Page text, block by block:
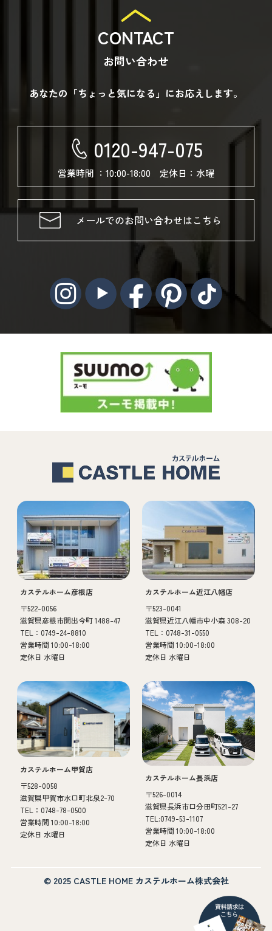
CONTACT
お問い合わせ
あなたの「ちょっと気になる」にお応えします。
0120-947-075
営業時間 ：10:00-18:00 定休日：水曜
メールでのお問い合わせはこちら
カステルホーム彦根店
〒522-0056
滋賀県彦根市開出今町 1488-47
TEL：0749-24-8810
営業時間 10:00-18:00
定休日 水曜日
カステルホーム近江八幡店
〒523-0041
滋賀県近江八幡市中小森 308-20
TEL：0748-31-0550
営業時間 10:00-18:00
定休日 水曜日
カステルホーム甲賀店
〒528-0058
滋賀県甲賀市水口町北泉2-70
TEL：0748-78-0500
営業時間 10:00-18:00
定休日 水曜日
カステルホーム長浜店
〒526-0014
滋賀県長浜市口分田町521-27
TEL:0749-53-1107
営業時間 10:00-18:00
定休日 水曜日
© 2025 CASTLE HOME カステルホーム株式会社